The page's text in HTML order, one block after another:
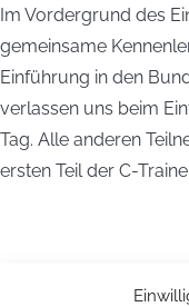
Im Vordergrund des
gemeinsame
Einführung in den
verlassen uns beim
Tag. Alle anderen
ersten Teil der C-